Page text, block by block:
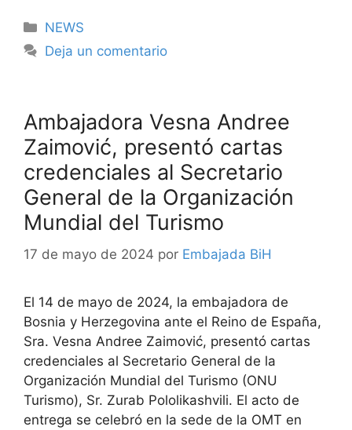
Categorías
NEWS
Deja un comentario
Ambajadora Vesna Andree
Zaimović, presentó cartas
credenciales al Secretario
General de la Organización
Mundial del Turismo
17 de mayo de 2024 por Embajada BiH
El 14 de mayo de 2024, la embajadora de
Bosnia y Herzegovina ante el Reino de España,
Sra. Vesna Andree Zaimović, presentó cartas
credenciales al Secretario General de la
Organización Mundial del Turismo (ONU
Turismo), Sr. Zurab Pololikashvili. El acto de
entrega se celebró en la sede de la OMT en